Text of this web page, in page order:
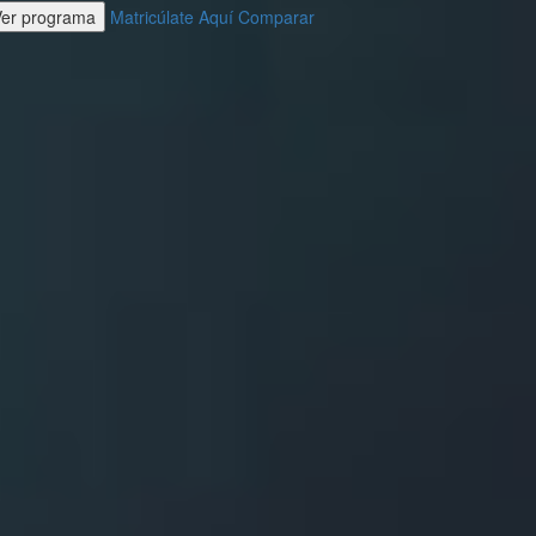
programa
Matricúlate Aquí Comparar